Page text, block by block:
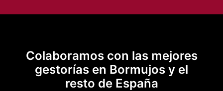
Colaboramos con las mejores
gestorías en Bormujos y el
resto de España